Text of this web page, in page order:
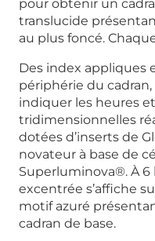
pour obtenir un
translucide
au plus foncé.
Des index appliques
périphérie du
indiquer les heures
tridimensionnelles
dotées d’inserts de
novateur à base de
Superluminova®. À
excentrée s’affiche
motif azuré
cadran de base.